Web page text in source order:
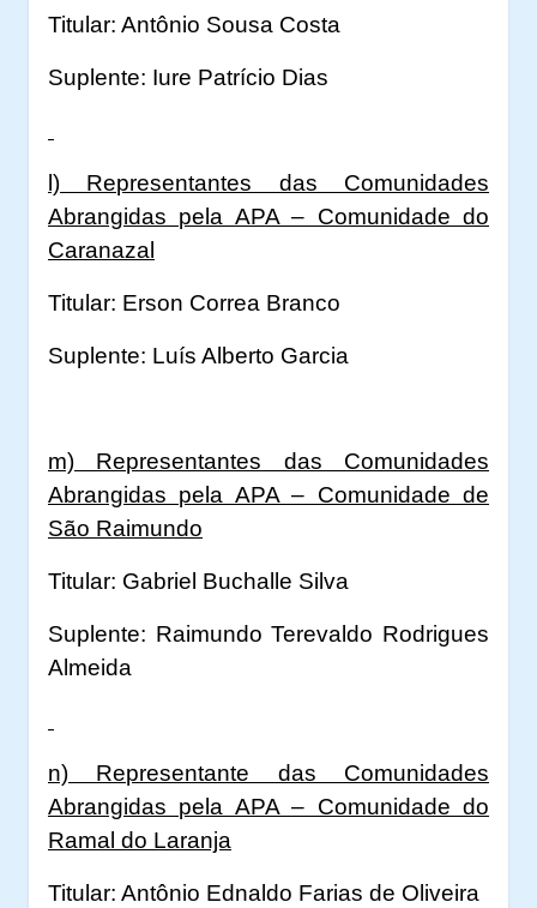
Titular: Antônio Sousa Costa
Suplente: Iure Patrício Dias
l) Representantes das Comunidades
Abrangidas pela APA – Comunidade do
Caranazal
Titular: Erson Correa Branco
Suplente: Luís Alberto Garcia
m) Representantes das Comunidades
Abrangidas pela APA – Comunidade de
São Raimundo
Titular: Gabriel Buchalle Silva
Suplente: Raimundo Terevaldo Rodrigues
Almeida
n) Representante das Comunidades
Abrangidas pela APA – Comunidade do
Ramal do Laranja
Titular: Antônio Ednaldo Farias de Oliveira